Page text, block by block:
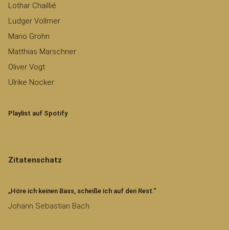
Lothar Chaillié
Ludger Vollmer
Mario Grohn
Matthias Marschner
Oliver Vogt
Ulrike Nocker
Playlist auf Spotify
Zitatenschatz
„Höre ich keinen Bass, scheiße ich auf den Rest.“
Johann Sebastian Bach